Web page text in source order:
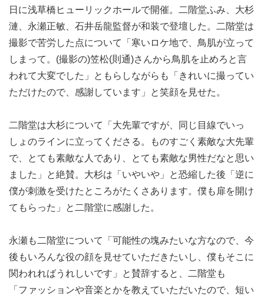
日に浅草橋ヒューリックホールで開催。二階堂ふみ、大杉
漣、永瀬正敏、石井岳龍監督が和装で登壇した。二階堂は
撮影で苦労した点について「寒いロケ地で、鳥肌が立って
しまって。(撮影の)笠松(則通)さんから鳥肌を止めろと言
われて大変でした」ともらしながらも「きれいに撮ってい
ただけたので、感謝しています」と笑顔を見せた。
二階堂は大杉について「大先輩ですが、同じ目線でいっ
しょのラインに立ってくださる。ものすごく素敵な大先輩
で、とても素敵な人であり、とても素敵な男性だなと思い
ました」と絶賛。大杉は「いやいや」と恐縮した後「逆に
僕が刺激を受けたところがたくさあります。僕も扉を開け
てもらった」と二階堂に感謝した。
永瀬も二階堂について「可能性の塊みたいな方なので、今
後もいろんな役の顔を見せていただきたいし、僕もそこに
関われればうれしいです」と賛辞すると、二階堂も
「ファッションや音楽とかを教えていただいたので、短い